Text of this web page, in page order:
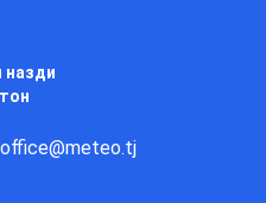
назди
office@meteo.tj